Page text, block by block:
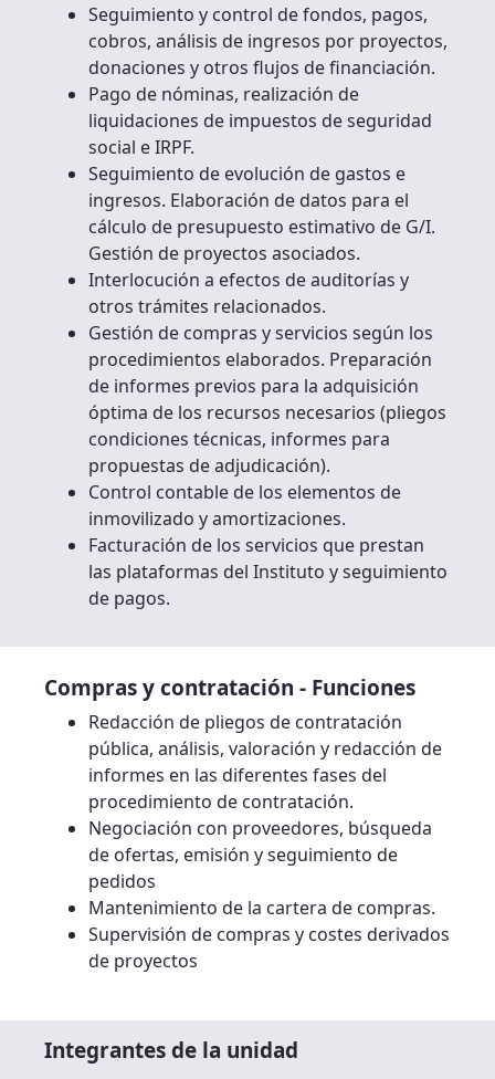
Seguimiento y control de fondos, pagos,
cobros, análisis de ingresos por proyectos,
donaciones y otros flujos de financiación.
Pago de nóminas, realización de
liquidaciones de impuestos de seguridad
social e IRPF.
Seguimiento de evolución de gastos e
ingresos. Elaboración de datos para el
cálculo de presupuesto estimativo de G/I.
Gestión de proyectos asociados.
Interlocución a efectos de auditorías y
otros trámites relacionados.
Gestión de compras y servicios según los
procedimientos elaborados. Preparación
de informes previos para la adquisición
óptima de los recursos necesarios (pliegos
condiciones técnicas, informes para
propuestas de adjudicación).
Control contable de los elementos de
inmovilizado y amortizaciones.
Facturación de los servicios que prestan
las plataformas del Instituto y seguimiento
de pagos.
Compras y contratación - Funciones
Redacción de pliegos de contratación
pública, análisis, valoración y redacción de
informes en las diferentes fases del
procedimiento de contratación.
Negociación con proveedores, búsqueda
de ofertas, emisión y seguimiento de
pedidos
Mantenimiento de la cartera de compras.
Supervisión de compras y costes derivados
de proyectos
Integrantes de la unidad